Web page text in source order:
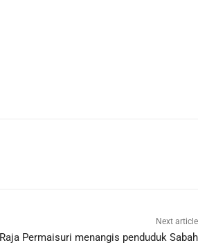
Next article
Raja Permaisuri menangis penduduk Sabah